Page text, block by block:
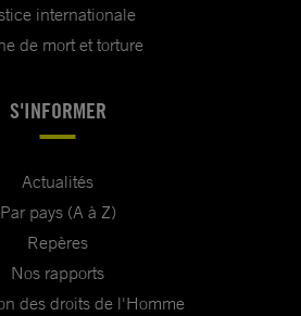
internationale
de mort et torture
S'INFORMER
Actualités
Par pays (A à Z)
Repères
Nos rapports
des droits de l'Homme